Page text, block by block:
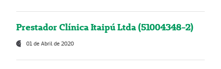
Prestador Clínica Itaipú Ltda (51004348-2)
01 de Abril de 2020